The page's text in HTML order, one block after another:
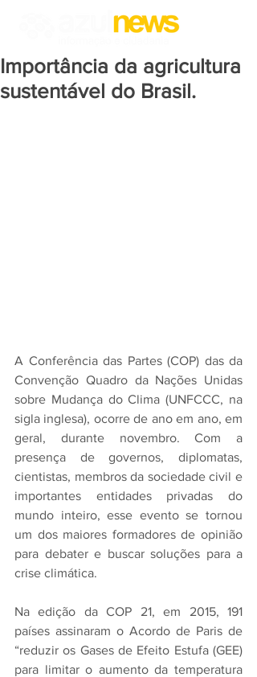
Importância da agricultura
sustentável do Brasil.
A Conferência das Partes (COP) das da
Convenção Quadro da Nações Unidas
sobre Mudança do Clima (UNFCCC, na
sigla inglesa), ocorre de ano em ano, em
geral, durante novembro. Com a
presença de governos, diplomatas,
cientistas, membros da sociedade civil e
importantes entidades privadas do
mundo inteiro, esse evento se tornou
um dos maiores formadores de opinião
para debater e buscar soluções para a
crise climática.
Na edição da COP 21, em 2015, 191
países assinaram o Acordo de Paris de
“reduzir os Gases de Efeito Estufa (GEE)
para limitar o aumento da temperatura